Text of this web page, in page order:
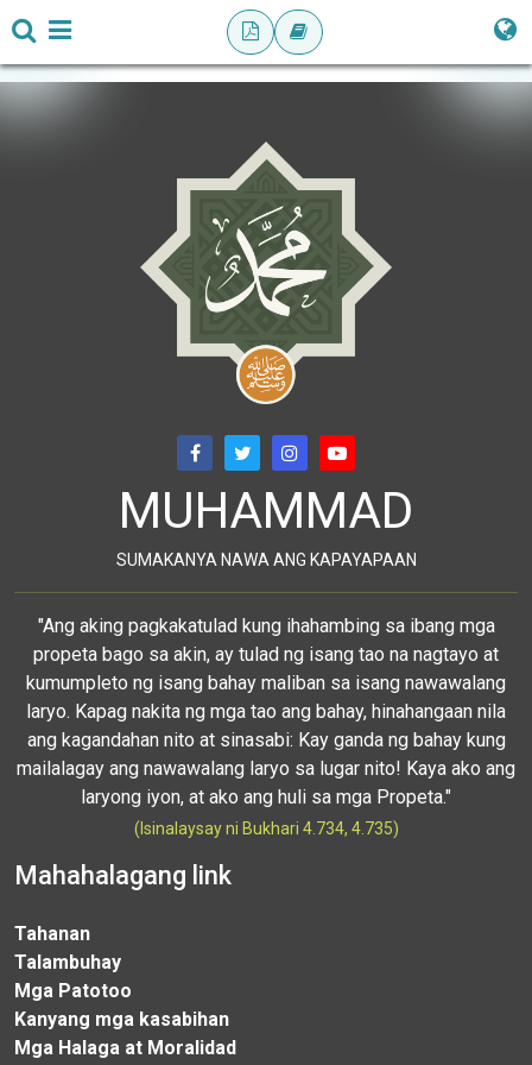
MUHAMMAD
SUMAKANYA NAWA ANG KAPAYAPAAN
"Ang aking pagkakatulad kung ihahambing sa ibang mga
propeta bago sa akin, ay tulad ng isang tao na nagtayo at
kumumpleto ng isang bahay maliban sa isang nawawalang
laryo. Kapag nakita ng mga tao ang bahay, hinahangaan nila
ang kagandahan nito at sinasabi: Kay ganda ng bahay kung
mailalagay ang nawawalang laryo sa lugar nito! Kaya ako ang
laryong iyon, at ako ang huli sa mga Propeta."
(Isinalaysay ni Bukhari 4.734, 4.735)
Mahahalagang link
Tahanan
Talambuhay
Mga Patotoo
Kanyang mga kasabihan
Mga Halaga at Moralidad